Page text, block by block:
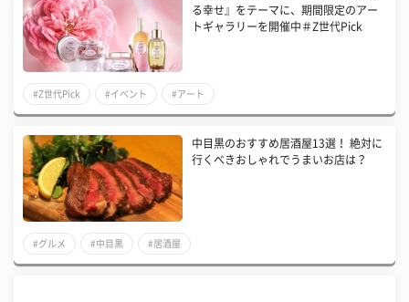
る幸せ』をテーマに、期間限定のアー
トギャラリーを開催中＃Z世代Pick
#Z世代Pick #イベント #アート
中目黒のおすすめ居酒屋13選！ 絶対に
行くべきおしゃれでうまいお店は？
#グルメ #中目黒 #居酒屋